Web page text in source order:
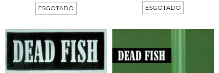
ESGOTADO ESGOTADO